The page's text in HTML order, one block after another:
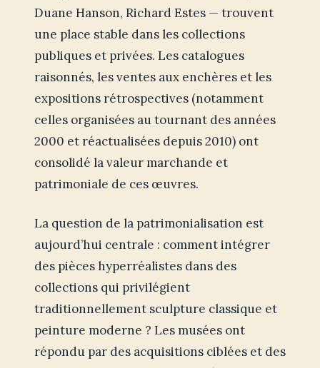
Duane Hanson, Richard Estes — trouvent
une place stable dans les collections
publiques et privées. Les catalogues
raisonnés, les ventes aux enchères et les
expositions rétrospectives (notamment
celles organisées au tournant des années
2000 et réactualisées depuis 2010) ont
consolidé la valeur marchande et
patrimoniale de ces œuvres.
La question de la patrimonialisation est
aujourd’hui centrale : comment intégrer
des pièces hyperréalistes dans des
collections qui privilégient
traditionnellement sculpture classique et
peinture moderne ? Les musées ont
répondu par des acquisitions ciblées et des